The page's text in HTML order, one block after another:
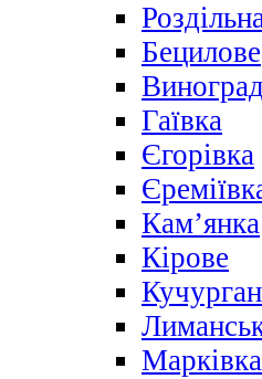
Бецилове
Гаївка
Єгорівка
Кам’янка
Кірове
Кучурган
Марківка